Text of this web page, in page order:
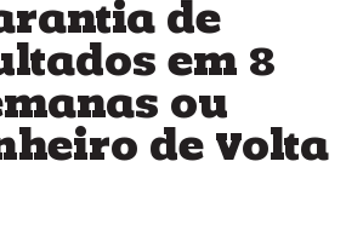
em 8
ou
de Volta